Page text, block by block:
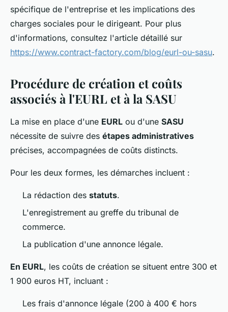
spécifique de l'entreprise et les implications des
charges sociales pour le dirigeant. Pour plus
d'informations, consultez l'article détaillé sur
https://www.contract-factory.com/blog/eurl-ou-sasu.
Procédure de création et coûts
associés à l'EURL et à la SASU
La mise en place d'une EURL ou d'une SASU
nécessite de suivre des étapes administratives
précises, accompagnées de coûts distincts.
Pour les deux formes, les démarches incluent :
La rédaction des statuts.
L'enregistrement au greffe du tribunal de
commerce.
La publication d'une annonce légale.
En EURL, les coûts de création se situent entre 300 et
1 900 euros HT, incluant :
Les frais d'annonce légale (200 à 400 € hors